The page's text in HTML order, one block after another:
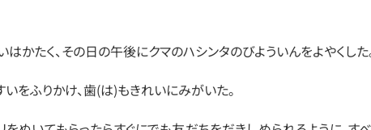
はかたく、その日の午後にクマのハシンタのびよういんをよやくした
いをふりかけ、歯(は)もきれいにみがいた。